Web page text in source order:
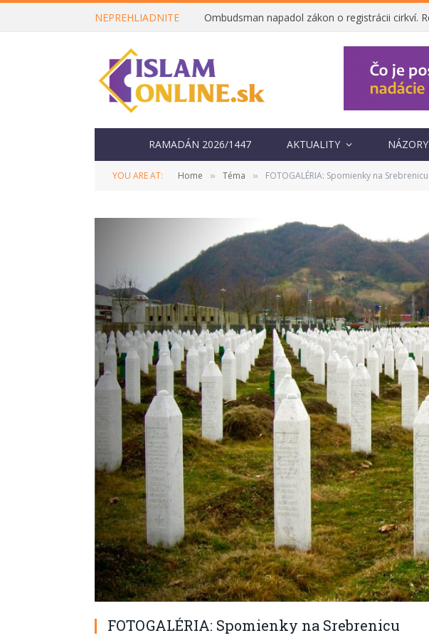
NEPREHLIADNITE
RAMADÁN 2026/1447 AKTUALITY NÁZORY
YOU ARE AT: Home » Téma » FOTOGALÉRIA: Spomienky na Srebrenicu
FOTOGALÉRIA: Spomienky na Srebrenicu